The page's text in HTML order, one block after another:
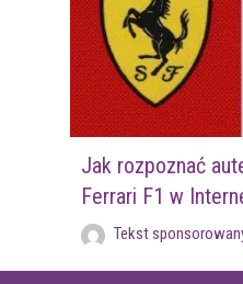
Jak rozpoznać
Ferrari F1 w
Tekst